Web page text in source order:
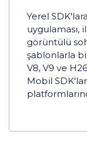
Yerel
görüntülü
şablonlarla
V8, V9 ve
Mobil